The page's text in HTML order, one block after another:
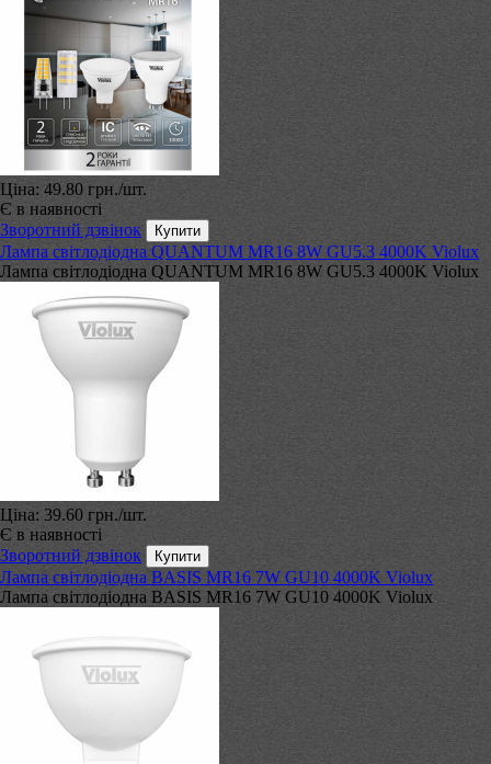
Ціна: 49.80 грн./шт.
Є в наявності
Зворотний дзвінок
Лампа світлодіодна QUANTUM MR16 8W GU5.3 4000K Violux
Лампа світлодіодна QUANTUM MR16 8W GU5.3 4000K Violux
Ціна: 39.60 грн./шт.
Є в наявності
Зворотний дзвінок
Лампа світлодіодна BASIS MR16 7W GU10 4000K Violux
Лампа світлодіодна BASIS MR16 7W GU10 4000K Violux